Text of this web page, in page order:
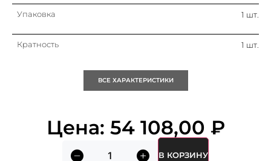
Упаковка 1 шт.
Кратность 1 шт.
ВСЕ ХАРАКТЕРИСТИКИ
Цена: 54 108,00 ₽
В КОРЗИНУ